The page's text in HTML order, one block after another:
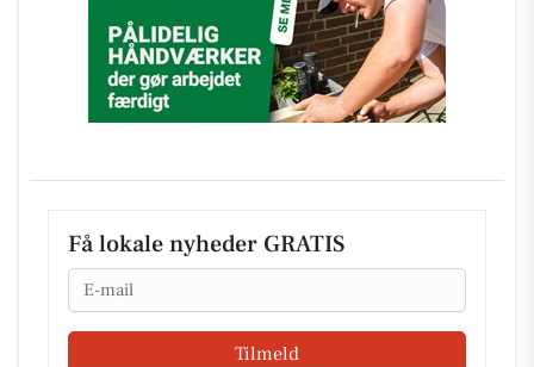
Få lokale nyheder GRATIS
Email
Tilmeld